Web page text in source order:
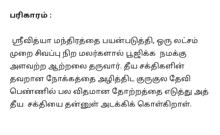
பரிகாரம் :
ஸ்ரீவித்யா மந்திரத்தை பயன்படுத்தி, ஒரு லட்சம்
முறை சிவப்பு நிற மலர்களால் பூஜிக்க நமக்கு
அளவற்ற ஆற்றலை தருவார். தீய சக்திகளின்
தவறான நோக்கத்தை அழித்திட குருகுல தேவி
பெண்ணில் பல விதமான தோற்றத்தை எடுத்து அத்
தீய சக்தியை தன்னுள் அடக்கிக் கொள்கிறாள்.